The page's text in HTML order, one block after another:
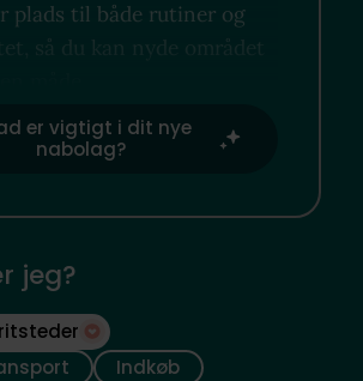
plads til både rutiner og
så du kan nyde området
er vigtigt i dit nye
nabolag?
jeg?
Indkøb